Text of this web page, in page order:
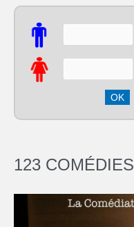
123 COMÉDIES